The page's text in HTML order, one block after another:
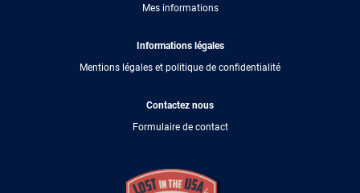
Mes informations
Informations légales
Mentions légales et politique de confidentialité
Contactez nous
Formulaire de contact